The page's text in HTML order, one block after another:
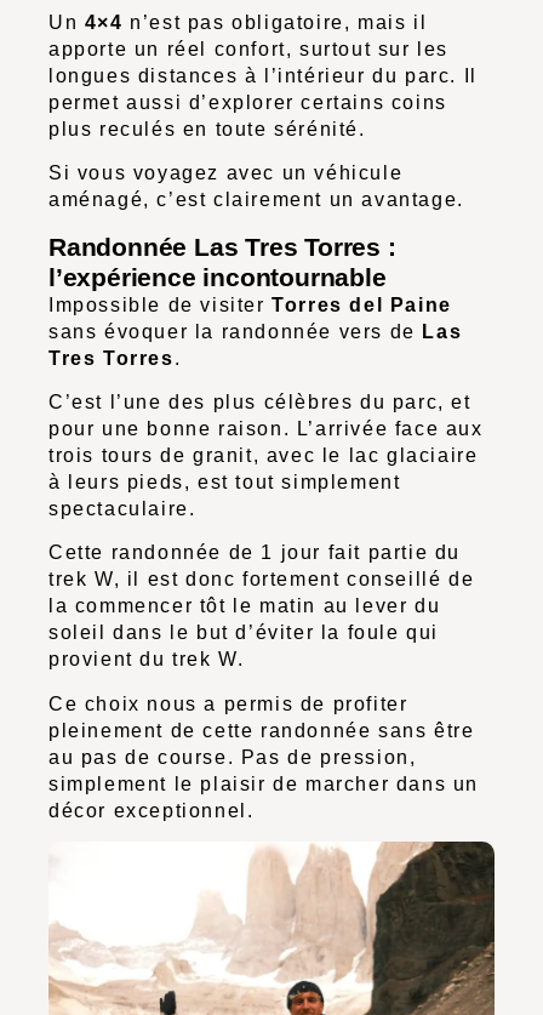
Un 4×4 n’est pas obligatoire, mais il
apporte un réel confort, surtout sur les
longues distances à l’intérieur du parc. Il
permet aussi d’explorer certains coins
plus reculés en toute sérénité.
Si vous voyagez avec un véhicule
aménagé, c’est clairement un avantage.
Randonnée Las Tres Torres :
l’expérience incontournable
Impossible de visiterTorres del Paine
sans évoquer la randonnée vers de Las
Tres Torres.
C’est l’une des plus célèbres du parc, et
pour une bonne raison. L’arrivée face aux
trois tours de granit, avec le lac glaciaire
à leurs pieds, est tout simplement
spectaculaire.
Cette randonnée de 1 jour fait partie du
trek W, il est donc fortement conseillé de
la commencer tôt le matin au lever du
soleil dans le but d’éviter la foule qui
provient du trek W.
Ce choix nous a permis de profiter
pleinement de cette randonnée sans être
au pas de course. Pas de pression,
simplement le plaisir de marcher dans un
décor exceptionnel.